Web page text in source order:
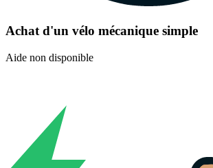
Achat d'un vélo mécanique simple
Aide non disponible